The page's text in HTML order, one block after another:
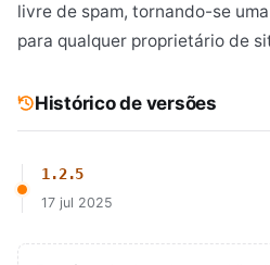
livre de spam, tornando-se
para qualquer proprietário de
Histórico de versões
1.2.5
17 jul 2025